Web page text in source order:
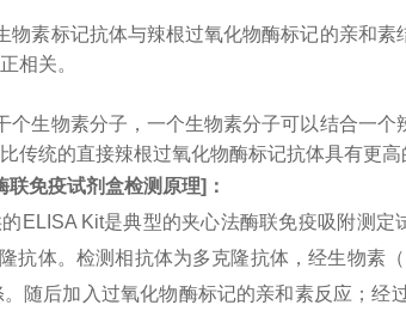
物素标记抗体与辣根过氧化物酶标记的亲和
相关。
个生物素分子，一个生物素分子可以结合一
传统的直接辣根过氧化物酶标记抗体具有更高
联免疫试剂盒检测原理] ：
ELISA Kit是典型的夹心法酶联免疫吸附测
抗体。检测相抗体为多克隆抗体，经生物素
随后加入过氧化物酶标记的亲和素反应；经